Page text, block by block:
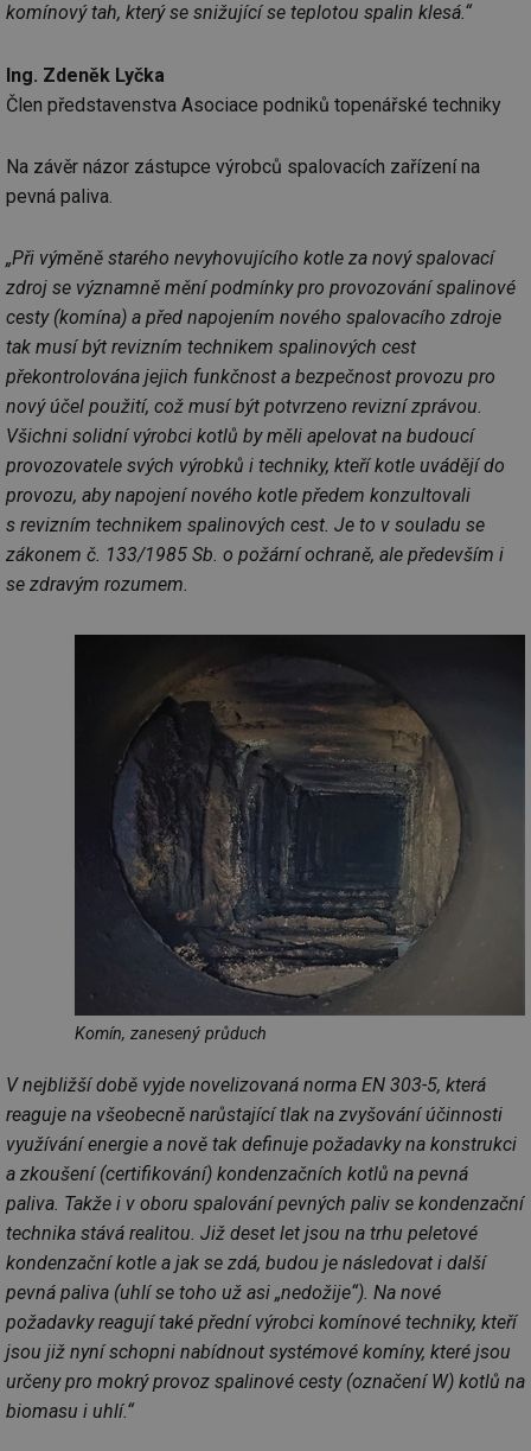
komínový tah, který se snižující se teplotou spalin klesá.“
Ing. Zdeněk Lyčka
Člen představenstva Asociace podniků topenářské techniky
Na závěr názor zástupce výrobců spalovacích zařízení na
pevná paliva.
„Při výměně starého nevyhovujícího kotle za nový spalovací
zdroj se významně mění podmínky pro provozování spalinové
cesty (komína) a před napojením nového spalovacího zdroje
tak musí být revizním technikem spalinových cest
překontrolována jejich funkčnost a bezpečnost provozu pro
nový účel použití, což musí být potvrzeno revizní zprávou.
Všichni solidní výrobci kotlů by měli apelovat na budoucí
provozovatele svých výrobků i techniky, kteří kotle uvádějí do
provozu, aby napojení nového kotle předem konzultovali
s revizním technikem spalinových cest. Je to v souladu se
zákonem č. 133/1985 Sb. o požární ochraně, ale především i
se zdravým rozumem.
Komín, zanesený průduch
V nejbližší době vyjde novelizovaná norma EN 303-5, která
reaguje na všeobecně narůstající tlak na zvyšování účinnosti
využívání energie a nově tak definuje požadavky na konstrukci
a zkoušení (certifikování) kondenzačních kotlů na pevná
paliva. Takže i v oboru spalování pevných paliv se kondenzační
technika stává realitou. Již deset let jsou na trhu peletové
kondenzační kotle a jak se zdá, budou je následovat i další
pevná paliva (uhlí se toho už asi „nedožije“). Na nové
požadavky reagují také přední výrobci komínové techniky, kteří
jsou již nyní schopni nabídnout systémové komíny, které jsou
určeny pro mokrý provoz spalinové cesty (označení W) kotlů na
biomasu i uhlí.“
Nezařazené soubory
Nezbytně nutné soubory cookie umožňují základní
funkce webových stránek, jako je přihlášení
uživatele a správa účtu. Webové stránky nelze bez
Název
Provider/
Doména
Vyprší
g_csrf_token
.forum.tzb-
info.cz
Zavřením
prohlížeče
id
konference.tzb-
info.cz
_hjAbsoluteSessionInProgress
Hotjar Ltd
.tzb-info.cz
59 sekund
info.cz
_hjIncludedInSessionSample
Hotjar Ltd
elektro.tzb-
info.cz
1 minuta
59 sekund
Airtable
.tzb-info.cz
id
vytapeni.tzb-
info.cz
10 let
id
stavba.tzb-
info.cz
10 let